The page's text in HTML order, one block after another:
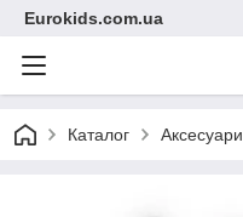
Eurokids.com.ua
Каталог Аксесуари